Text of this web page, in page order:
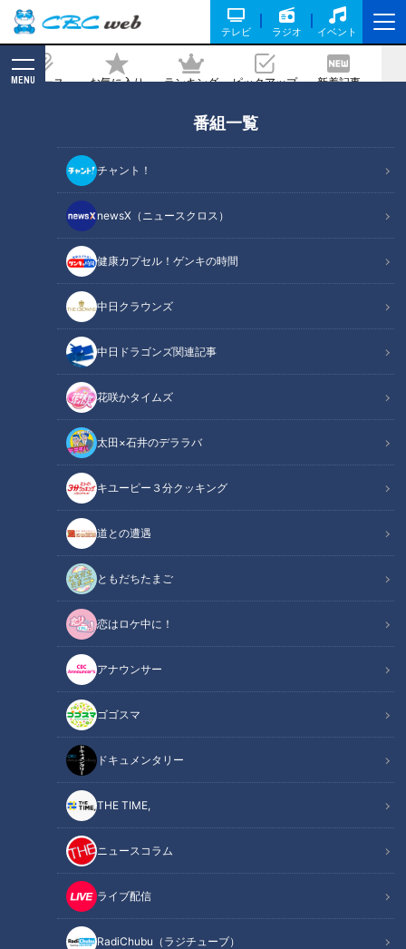
テレビ ラジオ イベント
ニュース お気に入り ランキング ピックアップ 新着記事
MENU
番組一覧
チャント！
newsX（ニュースクロス）
健康カプセル！ゲンキの時間
中日クラウンズ
中日ドラゴンズ関連記事
花咲かタイムズ
太田×石井のデララバ
キユーピー３分クッキング
道との遭遇
ともだちたまご
恋はロケ中に！
アナウンサー
ゴゴスマ
ドキュメンタリー
THE TIME,
ニュースコラム
ライブ配信
RadiChubu（ラジチューブ）
たき」を調査。高知市民がひそかに誇る
絶品グルメ！
記事に戻る
寺坂頼我が高知県高知市で「うつぼのたたき」を調査。高知市民がひそ
かに誇る絶品グルメ！
この記事の画像
この記事を見たあなたへのおすすめ